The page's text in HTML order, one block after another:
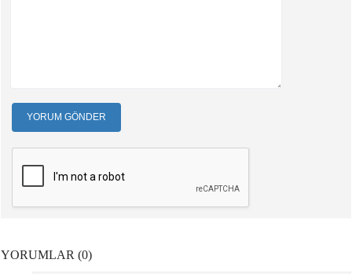
YORUM GÖNDER
YORUMLAR (0)